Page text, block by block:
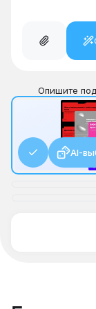
Опишите
AI-